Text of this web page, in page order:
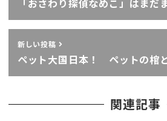
「おさわり探偵なめこ」はまだ
新しい投稿
ペット大国日本！ ペットの棺
関連記事